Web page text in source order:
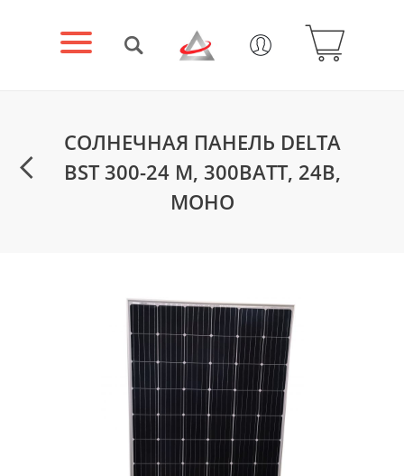
СОЛНЕЧНАЯ ПАНЕЛЬ DELTA
BST 300-24 M, 300ВАТТ, 24В,
МОНО